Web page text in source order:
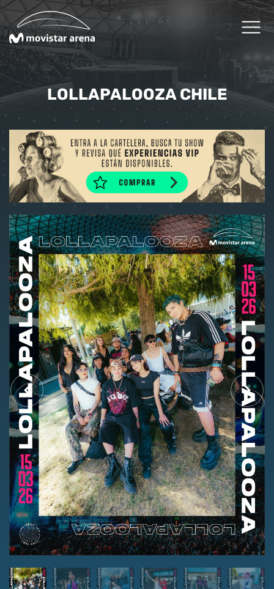
Click acá para ir directamente al contenido
Cartelera
Planifica tu visita
Arena Fans
Arena News
Experiencias Premium
Reservas
Nosotros
Contacto
Club Movistar
Suscríbete
modo claro
LOLLAPALOOZA CHILE